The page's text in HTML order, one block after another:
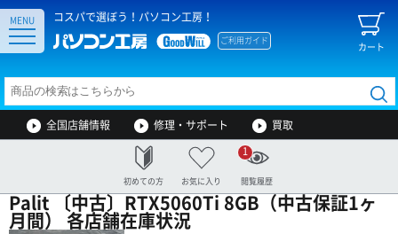
コスパで選ぼう！パソコン工房！
カート
ご利用ガイド
MENU
全国店舗情報 修理・サポート 買取
初めての方 お気に入り 閲覧履歴
1
Palit 〔中古〕RTX5060Ti 8GB（中古保証1ヶ
月間） 各店舗在庫状況